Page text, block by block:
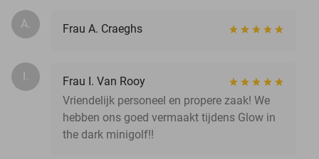
A. Frau A. Craeghs
I.
Frau I. Van Rooy
Vriendelijk personeel en propere zaak! We
hebben ons goed vermaakt tijdens Glow in
the dark minigolf!!